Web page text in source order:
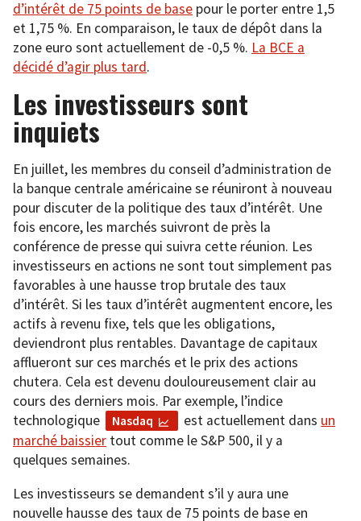
d’intérêt de 75 points de base pour le porter entre 1,5
et 1,75 %. En comparaison, le taux de dépôt dans la
zone euro sont actuellement de -0,5 %. La BCE a
décidé d’agir plus tard.
Les investisseurs sont
inquiets
En juillet, les membres du conseil d’administration de
la banque centrale américaine se réuniront à nouveau
pour discuter de la politique des taux d’intérêt. Une
fois encore, les marchés suivront de près la
conférence de presse qui suivra cette réunion. Les
investisseurs en actions ne sont tout simplement pas
favorables à une hausse trop brutale des taux
d’intérêt. Si les taux d’intérêt augmentent encore, les
actifs à revenu fixe, tels que les obligations,
deviendront plus rentables. Davantage de capitaux
afflueront sur ces marchés et le prix des actions
chutera. Cela est devenu douloureusement clair au
cours des derniers mois. Par exemple, l’indice
technologique
Nasdaq est actuellement dans un
marché baissier tout comme le S&P 500, il y a
quelques semaines.
Les investisseurs se demandent s’il y aura une
nouvelle hausse des taux de 75 points de base en